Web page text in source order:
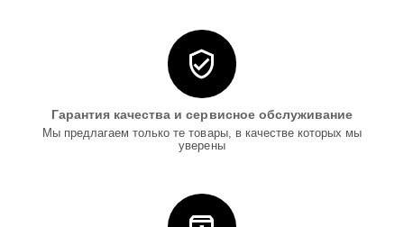
Гарантия качества и сервисное обслуживание
Мы предлагаем только те товары, в качестве которых мы
уверены